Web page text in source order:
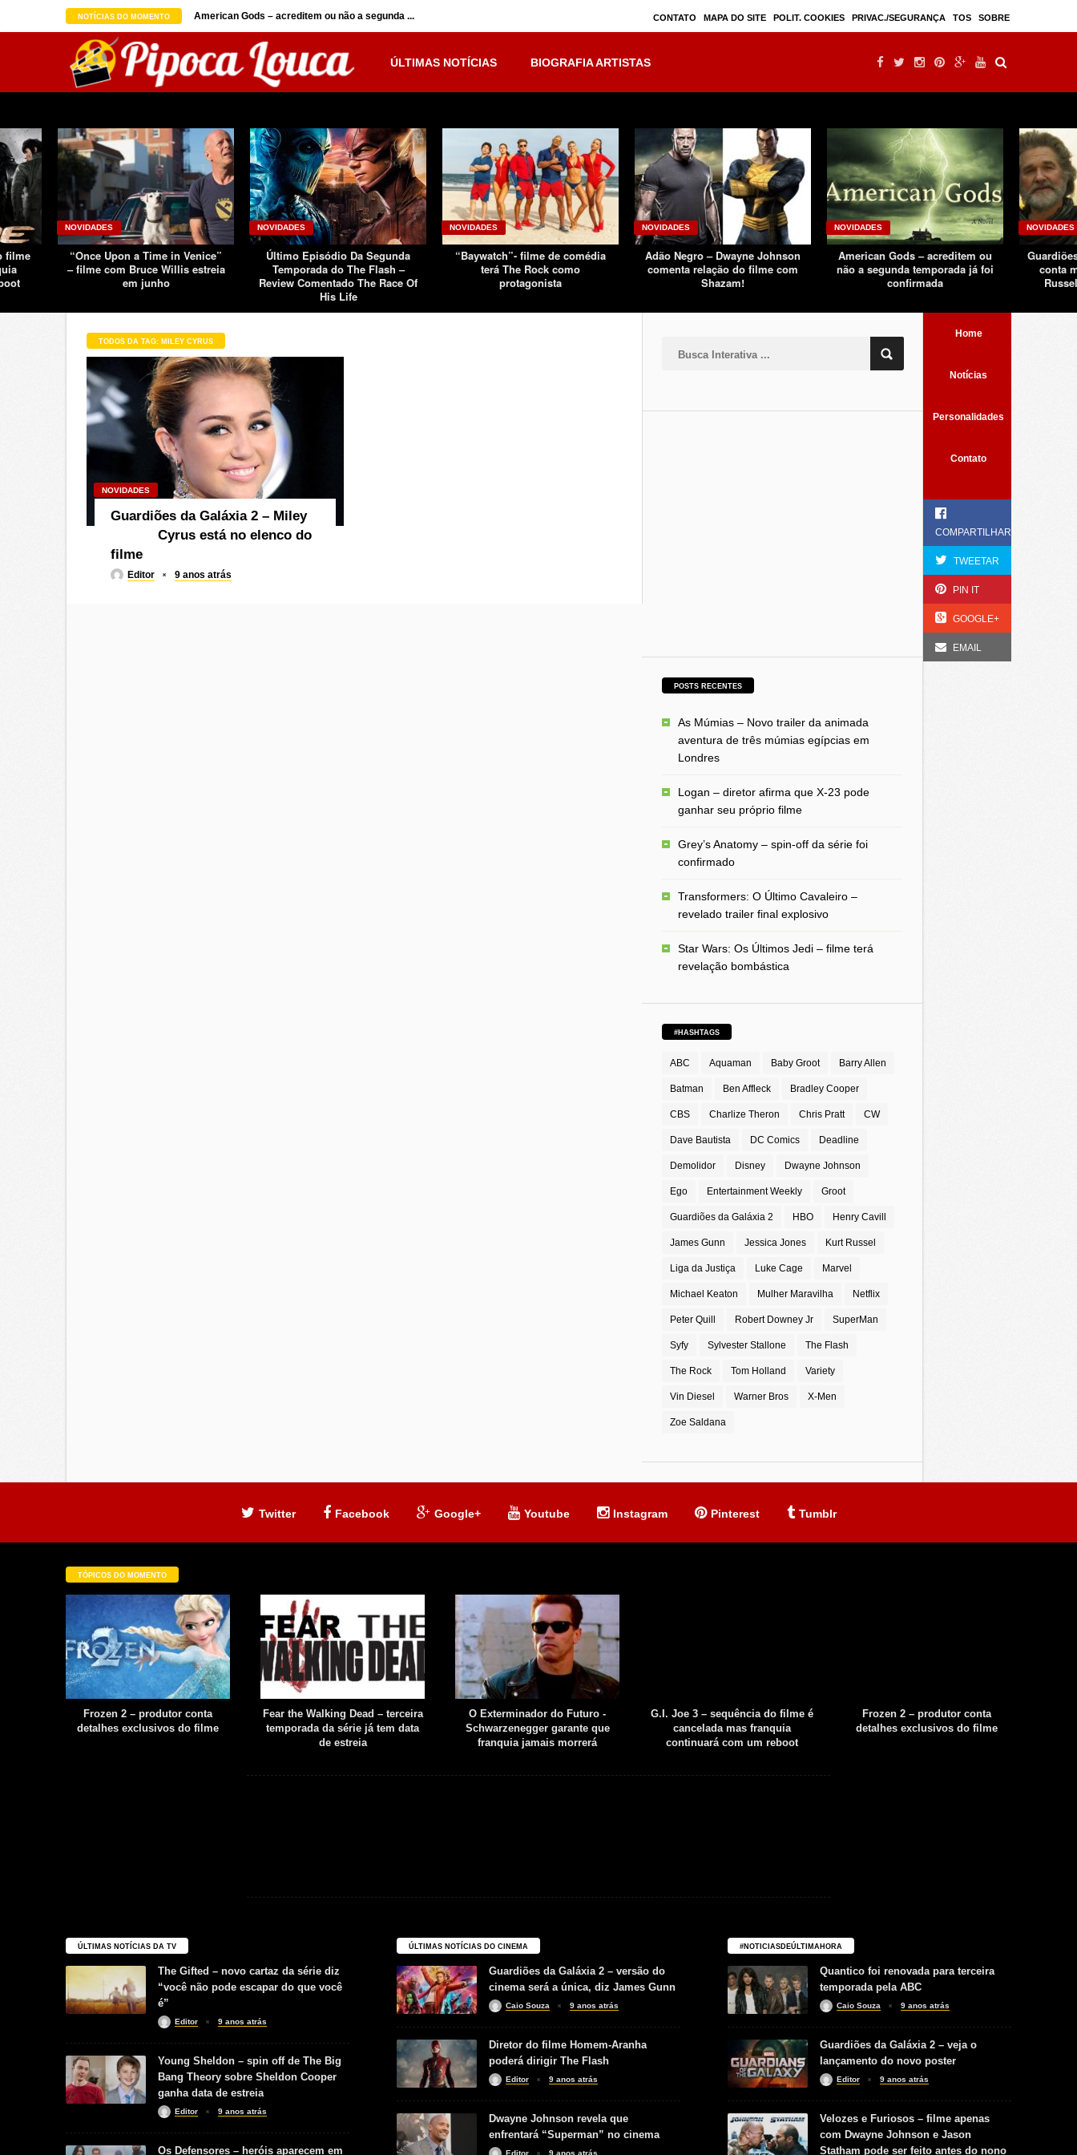
NOTÍCIAS DO MOMENTO
seguindo sucesso d ... American Gods – acreditem ou não a segunda ... Inumanos – série seguirá separada, mas no ... Mulan – filme live-action seguindo sucesso d ...
CONTATO MAPA DO SITE POLIT. COOKIES PRIVAC./SEGURANÇA TOS SOBRE
ÚLTIMAS NOTÍCIAS BIOGRAFIA ARTISTAS
filme
NOVIDADES
“Once Upon a Time in Venice”
– filme com Bruce Willis estreia
em junho
NOVIDADES
Último Episódio Da Segunda
Temporada do The Flash –
Review Comentado The Race Of
His Life
NOVIDADES
“Baywatch”- filme de comédia
terá The Rock como
protagonista
NOVIDADES
Adão Negro – Dwayne Johnson
comenta relação do filme com
Shazam!
NOVIDADES
American Gods – acreditem ou
não a segunda temporada já foi
confirmada
NOVIDADES
conta
Home
Notícias
Personalidades
Contato
COMPARTILHAR
TWEETAR
PIN IT
GOOGLE+
EMAIL
TODOS DA TAG: MILEY CYRUS
NOVIDADES
Guardiões da Galáxia 2 – Miley
Cyrus está no elenco do
filme
Editor 9 anos atrás
POSTS RECENTES
As Múmias – Novo trailer da animada
aventura de três múmias egípcias em
Londres
Logan – diretor afirma que X-23 pode
ganhar seu próprio filme
Grey’s Anatomy – spin-off da série foi
confirmado
Transformers: O Último Cavaleiro –
revelado trailer final explosivo
Star Wars: Os Últimos Jedi – filme terá
revelação bombástica
#HASHTAGS
ABC Aquaman Baby Groot Barry Allen
Batman Ben Affleck Bradley Cooper
CBS Charlize Theron Chris Pratt CW
Dave Bautista DC Comics Deadline
Demolidor Disney Dwayne Johnson
Ego Entertainment Weekly Groot
Guardiões da Galáxia 2 HBO Henry Cavill
James Gunn Jessica Jones Kurt Russel
Liga da Justiça Luke Cage Marvel
Michael Keaton Mulher Maravilha Netflix
Peter Quill Robert Downey Jr SuperMan
Syfy Sylvester Stallone The Flash
The Rock Tom Holland Variety
Vin Diesel Warner Bros X-Men
Zoe Saldana
Twitter Facebook Google+ Youtube Instagram Pinterest Tumblr
TÓPICOS DO MOMENTO
Frozen 2 – produtor conta
detalhes exclusivos do filme
Fear the Walking Dead – terceira
temporada da série já tem data
de estreia
O Exterminador do Futuro -
Schwarzenegger garante que
franquia jamais morrerá
G.I. Joe 3 – sequência do filme é
cancelada mas franquia
continuará com um reboot
Frozen 2 – produtor conta
detalhes exclusivos do filme
ÚLTIMAS NOTÍCIAS DA TV
The Gifted – novo cartaz da série diz
“você não pode escapar do que você
é”
Editor 9 anos atrás
Young Sheldon – spin off de The Big
Bang Theory sobre Sheldon Cooper
ganha data de estreia
Editor 9 anos atrás
Os Defensores – heróis aparecem em
ÚLTIMAS NOTÍCIAS DO CINEMA
Guardiões da Galáxia 2 – versão do
cinema será a única, diz James Gunn
Caio Souza 9 anos atrás
Diretor do filme Homem-Aranha
poderá dirigir The Flash
Editor 9 anos atrás
Dwayne Johnson revela que
enfrentará “Superman” no cinema
Editor 9 anos atrás
#NOTICIASDEÚLTIMAHORA
Quantico foi renovada para terceira
temporada pela ABC
Caio Souza 9 anos atrás
Guardiões da Galáxia 2 – veja o
lançamento do novo poster
Editor 9 anos atrás
Velozes e Furiosos – filme apenas
com Dwayne Johnson e Jason
Statham pode ser feito antes do nono